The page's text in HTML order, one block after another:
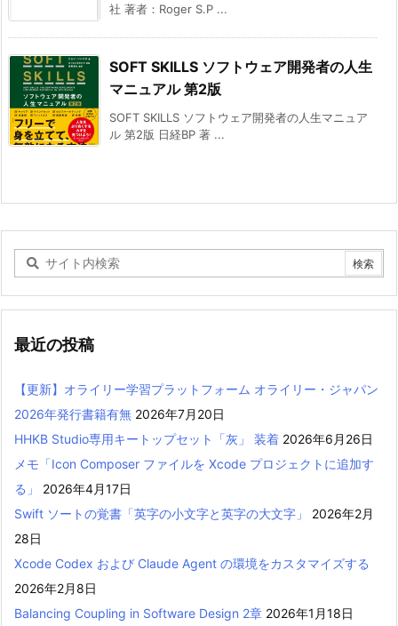
社 著者：Roger S.P ...
SOFT SKILLS ソフトウェア開発者の人生
マニュアル 第2版
SOFT SKILLS ソフトウェア開発者の人生マニュア
ル 第2版 日経BP 著 ...
最近の投稿
【更新】オライリー学習プラットフォーム オライリー・ジャパン
2026年発行書籍有無 2026年7月20日
HHKB Studio専用キートップセット「灰」 装着 2026年6月26日
メモ「Icon Composer ファイルを Xcode プロジェクトに追加す
る」
2026年4月17日
Swift ソートの覚書「英字の小文字と英字の大文字」
2026年2月
28日
Xcode Codex および Claude Agent の環境をカスタマイズする
2026年2月8日
Balancing Coupling in Software Design 2章 2026年1月18日